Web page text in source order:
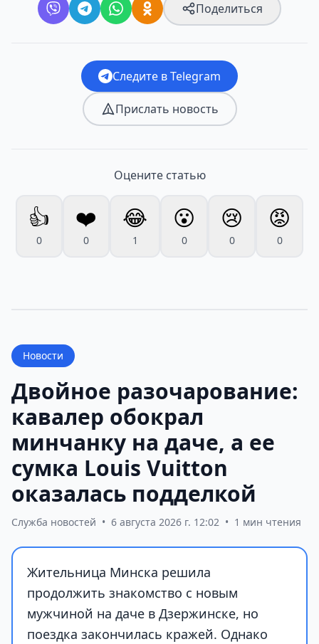
Поделиться
Следите в Telegram
Прислать новость
Оцените статью
👍
0
❤️
0
😂
1
😮
0
😢
0
😡
0
Новости
Двойное разочарование:
кавалер обокрал
минчанку на даче, а ее
сумка Louis Vuitton
оказалась подделкой
Служба новостей • 6 августа 2026 г. 12:02 • 1 мин чтения
Жительница Минска решила
продолжить знакомство с новым
мужчиной на даче в Дзержинске, но
поездка закончилась кражей. Однако